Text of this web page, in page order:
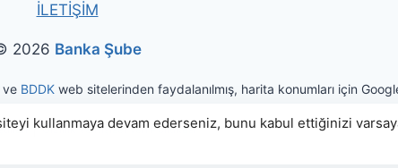
İLETİŞİM
2026 Banka Şube
ve BDDK web sitelerinden faydalanılmış, harita konumları için
|Gizlilik ve Kişisel Veri Politikası
kullanmaya devam ederseniz, bunu kabul ettiğinizi